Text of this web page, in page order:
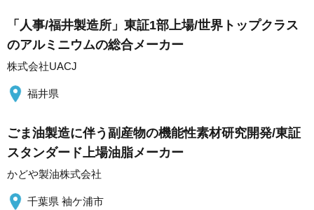
「人事/福井製造所」東証1部上場/世界トップクラス
のアルミニウムの総合メーカー
株式会社UACJ
福井県
ごま油製造に伴う副産物の機能性素材研究開発/東証
スタンダード上場油脂メーカー
かどや製油株式会社
千葉県 袖ケ浦市